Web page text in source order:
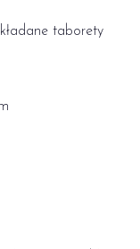
taborety